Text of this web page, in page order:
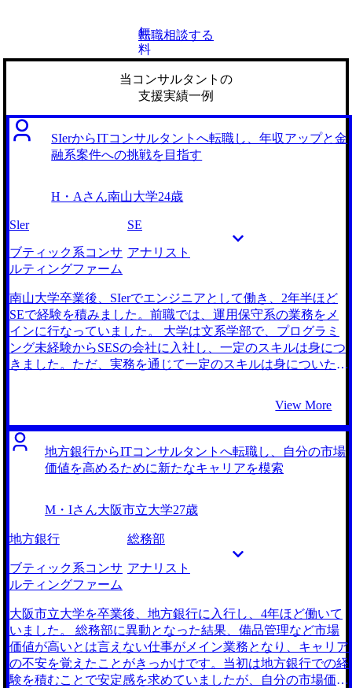
無
料
転職相談する
当コンサルタントの
支援実績一例
SIerからITコンサルタントへ転職し、年収アップと金
融系案件への挑戦を目指す
H・Aさん南山大学24歳
Sler SE
ブティック系コンサ
ルティングファーム
アナリスト
南山大学卒業後、SIerでエンジニアとして働き、2年半ほど
SEで経験を積みました。前職では、運用保守系の業務をメ
インに行なっていました。 大学は文系学部で、プログラミ
ング未経験からSESの会社に入社し、一定のスキルは身につ
きました。ただ、実務を通じて一定のスキルは身についたも
ォームに登録しました。 ITスキルを活かした年収アップと
いうことで、SlerへのキャリアアップかITコンサルタントを
考えていました。正直なところSIerとITコンサルタントの違
いについても曖昧だったので、転職エージェントの方を頼り
ケーションがしやすかったことと、こちらの質問などに対し
ての返信が早く的確で、安心して自分のキャリアに関する相
談ができそうだと感じたことが主な理由です。担当の松代さ
んが私の目標までの具体的な手順を一緒に考えてくれたおか
げで、転職活動に対して前向きな気持ちになれたことも決め
についても丁寧に教えていただき、大変参考になりました。
私の経験はインフラ系がメインで、一般的にITコンサルへの
アピールとしては弱かったのでどの経験をどうアピールすれ
ばよいかを一緒に考えていただきました。ヒアリングを通じ
て以前のPMO的な経験をうまく引き出していただき、アピ
View More
地方銀行からITコンサルタントへ転職し、自分の市場
価値を高めるために新たなキャリアを模索
M・Iさん大阪市立大学27歳
地方銀行 総務部
ブティック系コンサ
ルティングファーム
アナリスト
大阪市立大学を卒業後、地方銀行に入行し、4年ほど働いて
いました。 総務部に異動となった結果、備品管理など市場
価値が高いとは言えない仕事がメイン業務となり、キャリア
の不安を覚えたことがきっかけです。当初は地方銀行での経
験を積むことで安定感を求めていましたが、自分の市場価値